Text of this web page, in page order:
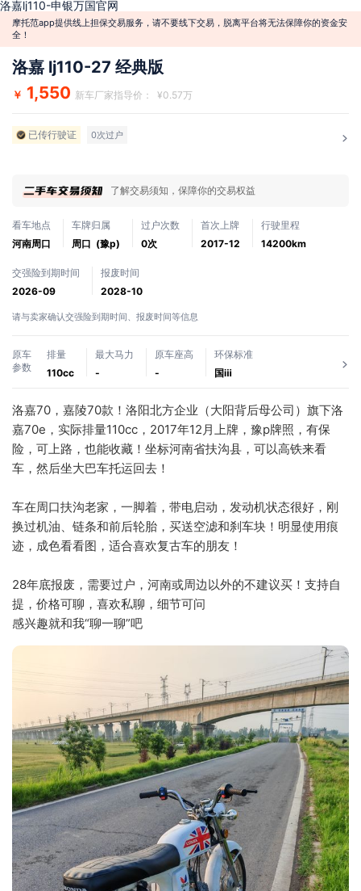
洛嘉lj110-申银万国官网
摩托范app提供线上担保交易服务，请不要线下交易，脱离平台将无法保障你的资金安
全！
洛嘉 lj110-27 经典版
￥ 1,550 新车厂家指导价： ¥0.57万
已传行驶证 0次过户
了解交易须知，保障你的交易权益
看车地点
河南周口
车牌归属
周口 (豫p)
过户次数
0次
首次上牌
2017-12
行驶里程
14200km
交强险到期时间
2026-09
报废时间
2028-10
请与卖家确认交强险到期时间、报废时间等信息
原车
参数
排量
110cc
最大马力
-
原车座高
-
环保标准
国ⅲ
洛嘉70，嘉陵70款！洛阳北方企业（大阳背后母公司）旗下洛
嘉70e，实际排量110cc，2017年12月上牌，豫p牌照，有保
险，可上路，也能收藏！坐标河南省扶沟县，可以高铁来看
车，然后坐大巴车托运回去！
车在周口扶沟老家，一脚着，带电启动，发动机状态很好，刚
换过机油、链条和前后轮胎，买送空滤和刹车块！明显使用痕
迹，成色看看图，适合喜欢复古车的朋友！
28年底报废，需要过户，河南或周边以外的不建议买！支持自
提，价格可聊，喜欢私聊，细节可问
感兴趣就和我“聊一聊”吧